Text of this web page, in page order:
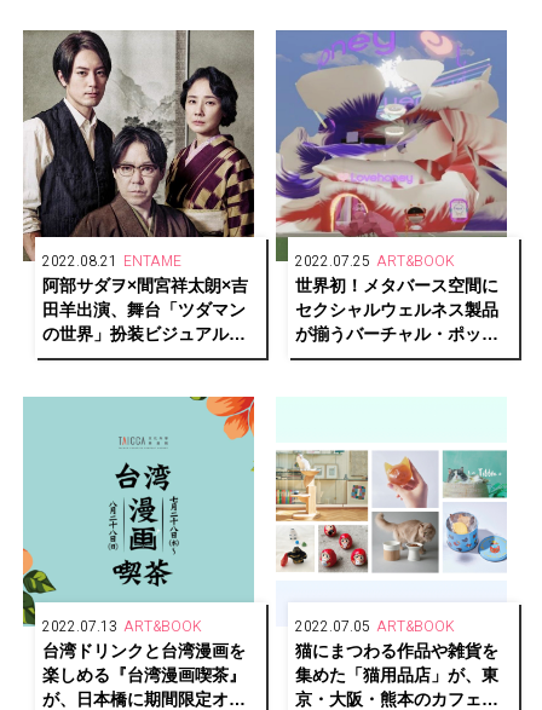
2022.08.21 ENTAME
阿部サダヲ×間宮祥太朗×吉
田羊出演、舞台「ツダマン
の世界」扮装ビジュアル＆
松尾直筆イラスト公開！
2022.07.25 ART&BOOK
世界初！メタバース空間に
セクシャルウェルネス製品
が揃うバーチャル・ポップ
アップストア
2022.07.13 ART&BOOK
台湾ドリンクと台湾漫画を
楽しめる『台湾漫画喫茶』
が、日本橋に期間限定オー
2022.07.05 ART&BOOK
猫にまつわる作品や雑貨を
集めた「猫用品店」が、東
京・大阪・熊本のカフェ＆